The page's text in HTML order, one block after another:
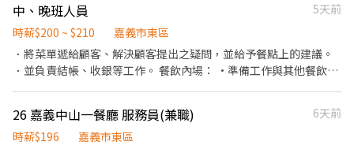
帳、收銀等工作。
中、晚班人員
5天前
時薪$200 ~ $210
嘉義市東區
．將菜單遞給顧客、解決顧客提出之疑問，並給予餐點上的建議。
．並負責結帳、收銀等工作。 餐飲內場： ·準備工作與其他餐飲相
26 嘉義中山一餐廳 服務員(兼職)
6天前
時薪$196
嘉義市東區